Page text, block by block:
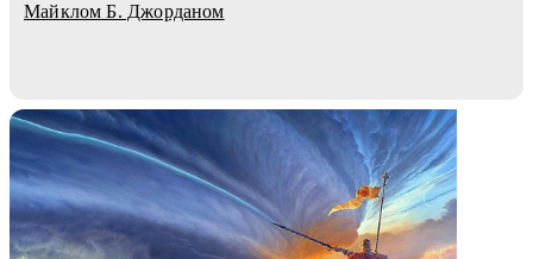
Майклом Б. Джорданом